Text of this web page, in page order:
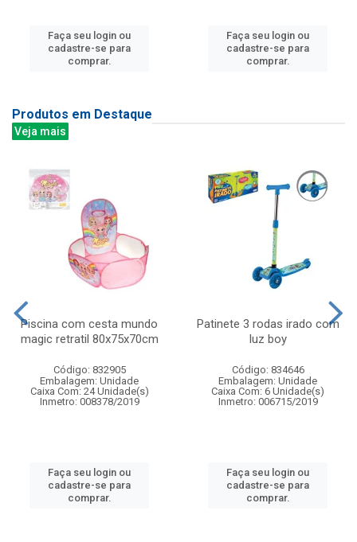
Faça seu login ou
cadastre-se para
comprar.
Faça seu login ou
cadastre-se para
comprar.
Produtos em Destaque
Veja mais
Piscina com cesta mundo
magic retratil 80x75x70cm
Código: 832905
Embalagem: Unidade
Caixa Com: 24 Unidade(s)
Inmetro: 008378/2019
Faça seu login ou
cadastre-se para
comprar.
Patinete 3 rodas irado com
luz boy
Código: 834646
Embalagem: Unidade
Caixa Com: 6 Unidade(s)
Inmetro: 006715/2019
Faça seu login ou
cadastre-se para
comprar.